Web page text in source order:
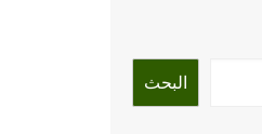
البحث